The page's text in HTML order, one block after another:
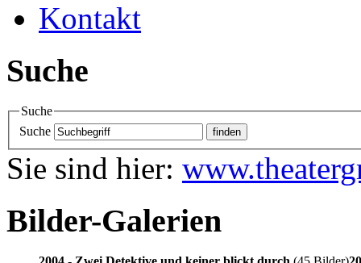
Kontakt
Suche
Suche
Suche
Sie sind hier:
Bilder-Galerien